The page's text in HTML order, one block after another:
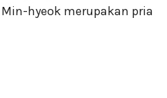
hyeok merupakan pria